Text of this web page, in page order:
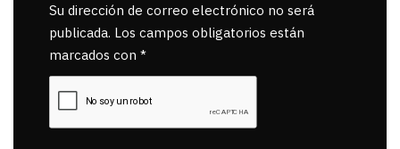
Su dirección de correo electrónico no será
publicada. Los campos obligatorios están
marcados con *